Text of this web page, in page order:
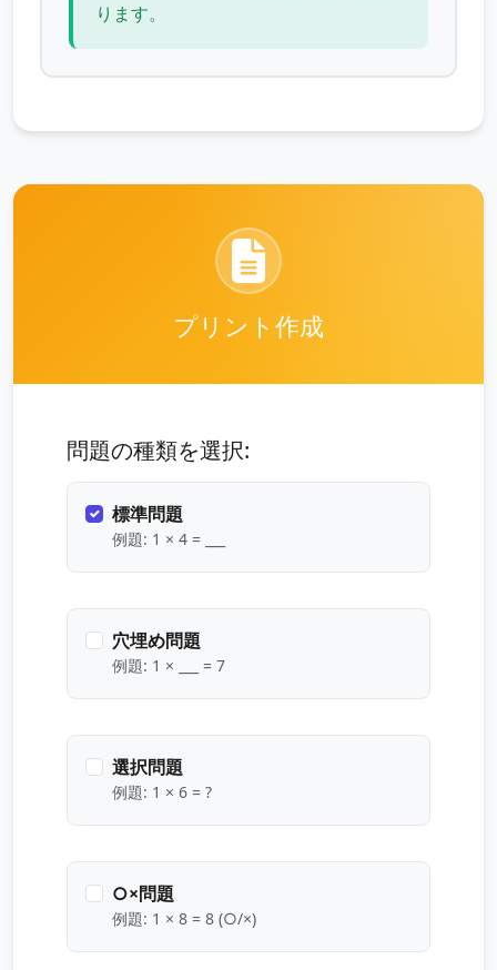
ります。
プリント作成
問題の種類を選択:
標準問題
例題: 1 × 4 = ___
穴埋め問題
例題: 1 × ___ = 7
選択問題
例題: 1 × 6 = ?
○×問題
例題: 1 × 8 = 8 (○/×)